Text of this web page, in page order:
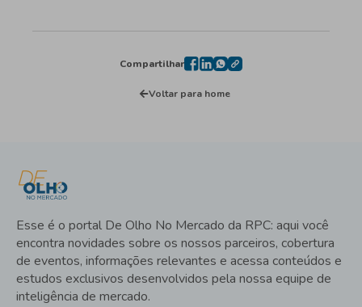
Compartilhar
Voltar para home
Esse é o portal De Olho No Mercado da RPC: aqui você
encontra novidades sobre os nossos parceiros, cobertura
de eventos, informações relevantes e acessa conteúdos e
estudos exclusivos desenvolvidos pela nossa equipe de
inteligência de mercado.